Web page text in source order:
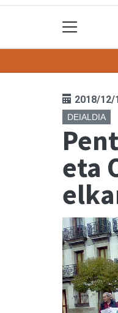
2018/12/
DEIALDIA
eta